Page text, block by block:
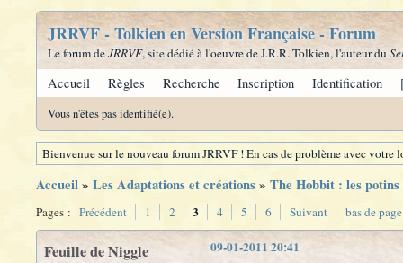
JRRVF - Tolkien en Version Française - Forum
Le forum deJRRVF, site dédié à l'oeuvre de J.R.R. Tolkien, l'auteur du
Accueil Règles Recherche Inscription Identification
Vous n'êtes pas identifié(e).
Bienvenue sur le nouveau forum JRRVF ! En cas de problème avec
Accueil» Les Adaptations et créations» The Hobbit : les potins
Pages : Précédent 1 2 3 4 5 6 Suivant bas de page
09-01-2011 20:41
Feuille de Niggle